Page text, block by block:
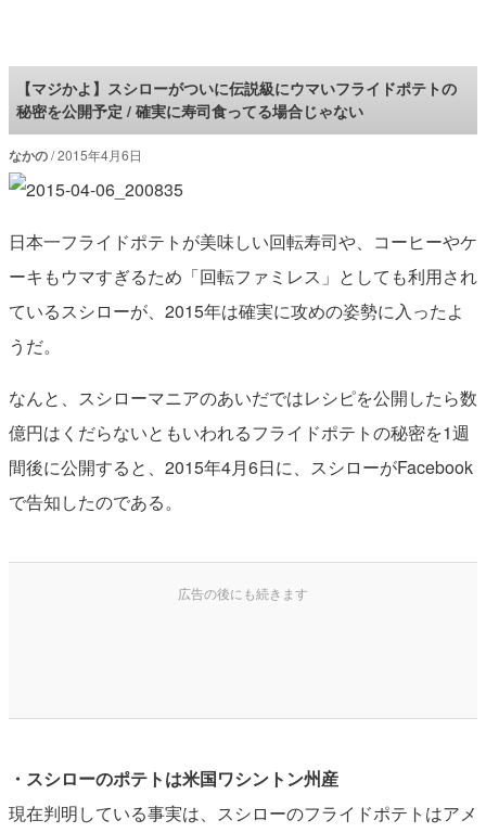
ロケットニュース24
【マジかよ】スシローがついに伝説級にウマいフライドポテトの
秘密を公開予定 / 確実に寿司食ってる場合じゃない
なかの 2015年4月6日
日本一フライドポテトが美味しい回転寿司や、コーヒーやケ
ーキもウマすぎるため「回転ファミレス」としても利用され
ているスシローが、2015年は確実に攻めの姿勢に入ったよ
うだ。
なんと、スシローマニアのあいだではレシピを公開したら数
億円はくだらないともいわれるフライドポテトの秘密を1週
間後に公開すると、2015年4月6日に、スシローがFacebook
で告知したのである。
・スシローのポテトは米国ワシントン州産
現在判明している事実は、スシローのフライドポテトはアメ